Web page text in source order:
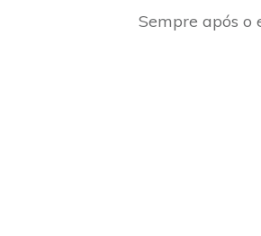
Sempre após o